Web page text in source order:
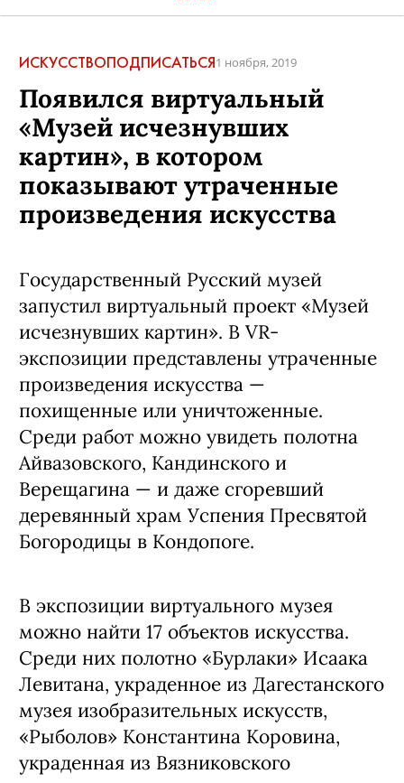
ИСКУССТВОПОДПИСАТЬСЯ1 ноября, 2019
Появился виртуальный
«Музей исчезнувших
картин», в котором
показывают утраченные
произведения искусства
Государственный Русский музей
запустил виртуальный проект «Музей
исчезнувших картин». В VR-
экспозиции представлены утраченные
произведения искусства —
похищенные или уничтоженные.
Среди работ можно увидеть полотна
Айвазовского, Кандинского и
Верещагина — и даже сгоревший
деревянный храм Успения Пресвятой
Богородицы в Кондопоге.
В экспозиции виртуального музея
можно найти 17 объектов искусства.
Среди них полотно «Бурлаки» Исаака
Левитана, украденное из Дагестанского
музея изобразительных искусств,
«Рыболов» Константина Коровина,
украденная из Вязниковского